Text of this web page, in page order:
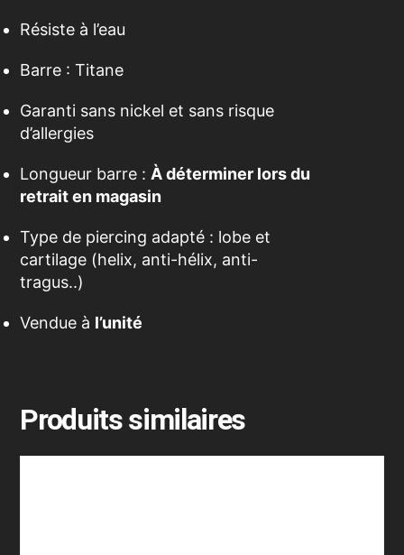
Résiste à l’eau
Barre : Titane
Garanti sans nickel et sans risque
d’allergies
Longueur barre : À déterminer lors du
retrait en magasin
Type de piercing adapté : lobe et
cartilage (helix, anti-hélix, anti-
tragus..)
Vendue à l’unité
Produits similaires